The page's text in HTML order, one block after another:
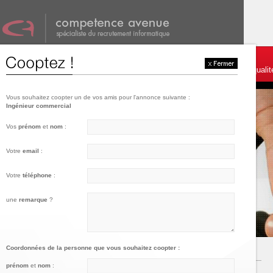
001
Témoignages et services
003
Charte de
Vous souhaitez coopter un de vos amis pour l'annonce suivante :
Ingénieur commercial
Vos prénom et nom :
Votre email :
Votre téléphone :
une remarque ?
Coordonnées de la personne que vous souhaitez coopter :
prénom et nom :